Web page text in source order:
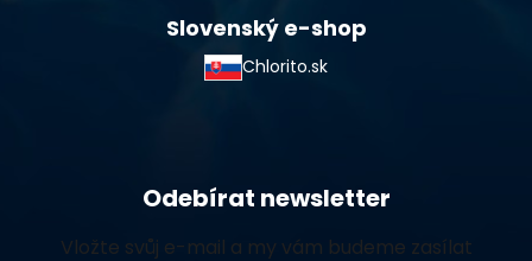
Slovenský e-shop
Chlorito.sk
Odebírat newsletter
Vložte svůj e-mail a my vám budeme zasílat